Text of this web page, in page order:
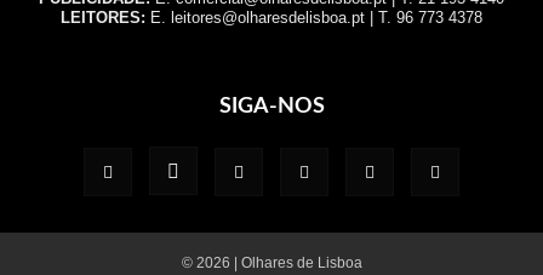
LEITORES: E. leitores@olharesdelisboa.pt | T. 96 773 4378
SIGA-NOS
© 2026 | Olhares de Lisboa